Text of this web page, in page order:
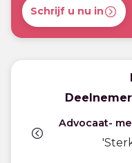
Schrijf u nu in
Advocaat-